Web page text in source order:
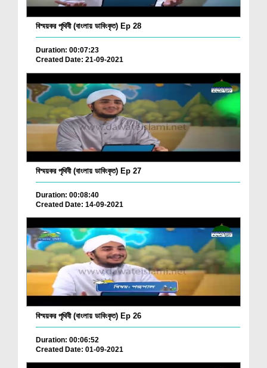
বিস্ময়কর পৃথিবী (বাংলায় ডাবিংকৃত) Ep 28
Duration: 00:07:23
Created Date: 21-09-2021
বিস্ময়কর পৃথিবী (বাংলায় ডাবিংকৃত) Ep 27
Duration: 00:08:40
Created Date: 14-09-2021
বিস্ময়কর পৃথিবী (বাংলায় ডাবিংকৃত) Ep 26
Duration: 00:06:52
Created Date: 01-09-2021